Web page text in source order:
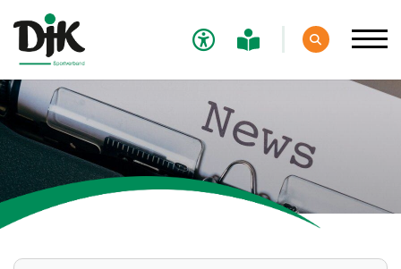
Verband
Aktuelles
Verbands-News
Termine